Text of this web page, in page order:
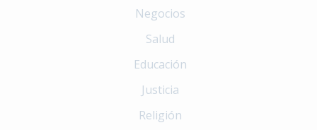
Negocios
Salud
Educación
Justicia
Religión